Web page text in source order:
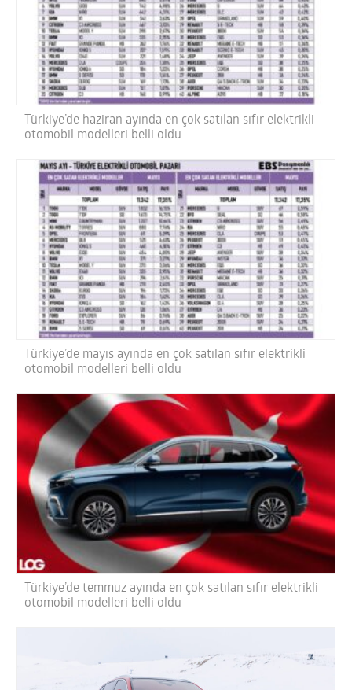
Türkiye’de haziran ayında en çok satılan sıfır elektrikli
otomobil modelleri belli oldu
Türkiye’de mayıs ayında en çok satılan sıfır elektrikli
otomobil modelleri belli oldu
Türkiye’de temmuz ayında en çok satılan sıfır elektrikli
otomobil modelleri belli oldu